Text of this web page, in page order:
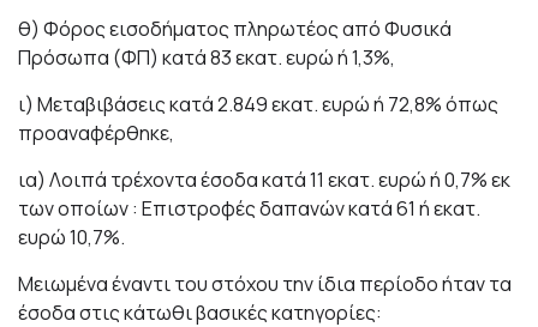
θ) Φόρος εισοδήματος πληρωτέος από Φυσικά
Πρόσωπα (ΦΠ) κατά 83 εκατ. ευρώ ή 1,3%,
ι) Μεταβιβάσεις κατά 2.849 εκατ. ευρώ ή 72,8% όπως
προαναφέρθηκε,
ια) Λοιπά τρέχοντα έσοδα κατά 11 εκατ. ευρώ ή 0,7% εκ
των οποίων : Επιστροφές δαπανών κατά 61 ή εκατ.
ευρώ 10,7%.
Μειωμένα έναντι του στόχου την ίδια περίοδο ήταν τα
έσοδα στις κάτωθι βασικές κατηγορίες: